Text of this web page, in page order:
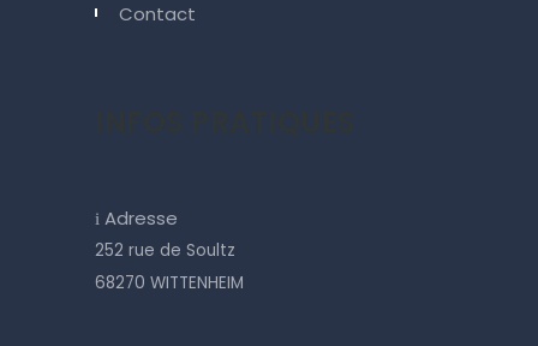
Contact
i Adresse
252 rue de Soultz
68270 WITTENHEIM